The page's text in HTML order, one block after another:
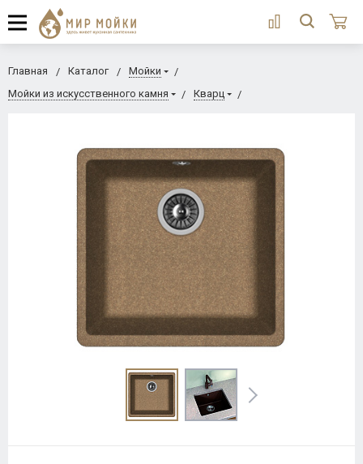
Главная Каталог
Мойки
Мойки из искусственного камня
Кварц